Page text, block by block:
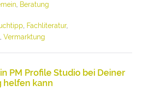
, Beratung
, Fachliteratur,
, Vermarktung
PM Profile Studio bei Deiner
helfen kann